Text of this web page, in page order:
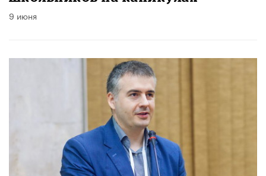
9 июня